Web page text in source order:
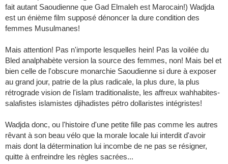
fait autant Saoudienne que Gad Elmaleh est Marocain!) Wadjda
est un énième film supposé dénoncer la dure condition des
femmes Musulmanes!
Mais attention! Pas n'importe lesquelles hein! Pas la voilée du
Bled analphabète version la source des femmes, non! Mais bel et
bien celle de l'obscure monarchie Saoudienne si dure à exposer
au grand jour, patrie de la plus radicale, la plus dure, la plus
rétrograde vision de l'islam traditionaliste, les affreux wahhabites-
salafistes islamistes djihadistes pétro dollaristes intégristes!
Wadjda donc, ou l'histoire d'une petite fille pas comme les autres
rêvant à son beau vélo que la morale locale lui interdit d'avoir
mais dont la détermination lui incombe de ne pas se résigner,
quitte à enfreindre les règles sacrées...